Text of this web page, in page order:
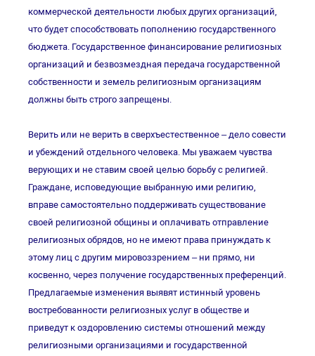
коммерческой деятельности любых других организаций,
что будет способствовать пополнению государственного
бюджета. Государственное финансирование религиозных
организаций и безвозмездная передача государственной
собственности и земель религиозным организациям
должны быть строго запрещены.
Верить или не верить в сверхъестественное – дело совести
и убеждений отдельного человека. Мы уважаем чувства
верующих и не ставим своей целью борьбу с религией.
Граждане, исповедующие выбранную ими религию,
вправе самостоятельно поддерживать существование
своей религиозной общины и оплачивать отправление
религиозных обрядов, но не имеют права принуждать к
этому лиц с другим мировоззрением – ни прямо, ни
косвенно, через получение государственных преференций.
Предлагаемые изменения выявят истинный уровень
востребованности религиозных услуг в обществе и
приведут к оздоровлению системы отношений между
религиозными организациями и государственной